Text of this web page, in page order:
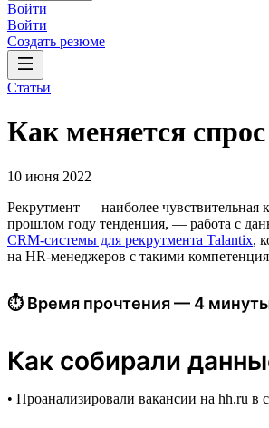
Войти
Войти
Создать резюме
Статьи
Как меняется
10 июня 2022
Рекрутмент — наиболее чувствительная
прошлом году тенденция, — работа c
CRM-системы для рекрутмента Talantix,
на HR-менеджеров с такими
⏱ Время прочтения — 4
Как собирали
• Проанализировали вакансии на hh.ru в